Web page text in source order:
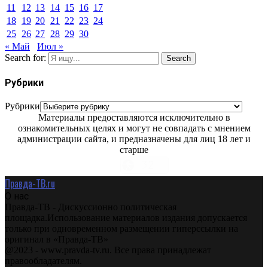
11
12 13 14 15 16 17
18 19 20 21 22 23 24
25 26 27 28 29 30
« Май
Июл »
Search for:
Search
Рубрики
Рубрики
Материалы предоставляются исключительно в
ознакомительных целях и могут не совпадать с мнением
администрации сайта, и предназначены для лиц 18 лет и
старше
Правда-ТВ.ru
О нас
Правда-ТВ - Дискуссионно политическая
площадка.Использование материалов издания допускается
только при одновременном размещении гиперссылки на
оригинал в «Правда-ТВ»
@2023 - www.pravda-tv.ru. Все права принадлежат
правообладателям.